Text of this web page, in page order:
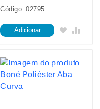
Código: 02795
Adicionar